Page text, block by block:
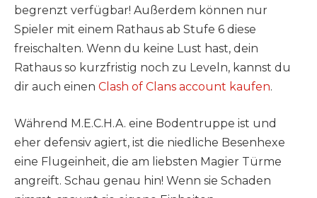
begrenzt verfügbar! Außerdem können nur
Spieler mit einem Rathaus ab Stufe 6 diese
freischalten. Wenn du keine Lust hast, dein
Rathaus so kurzfristig noch zu Leveln, kannst du
dir auch einen Clash of Clans account kaufen.
Während M.E.C.H.A. eine Bodentruppe ist und
eher defensiv agiert, ist die niedliche Besenhexe
eine Flugeinheit, die am liebsten Magier Türme
angreift. Schau genau hin! Wenn sie Schaden